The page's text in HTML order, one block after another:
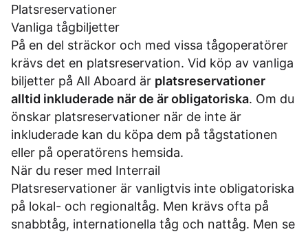
Platsreservationer
Vanliga tågbiljetter
På en del sträckor och med vissa tågoperatörer
krävs det en platsreservation. Vid köp av vanliga
biljetter på All Aboard är platsreservationer
alltid inkluderade när de är obligatoriska. Om du
önskar platsreservationer när de inte är
inkluderade kan du köpa dem på tågstationen
eller på operatörens hemsida.
När du reser med Interrail
Platsreservationer är vanligtvis inte obligatoriska
på lokal- och regionaltåg. Men krävs ofta på
snabbtåg, internationella tåg och nattåg. Men se